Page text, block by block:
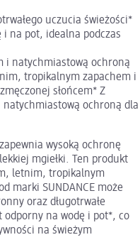
uczucia świeżości*
i na pot, idealna podczas
i natychmiastową ochroną
tropikalnym zapachem i
słońcem* Z
ochroną dla
wysoką ochronę
mgiełki. Ten produkt
letnim, tropikalnym
marki SUNDANCE może
oraz długotrwałe
odporny na wodę i pot*, co
na świeżym